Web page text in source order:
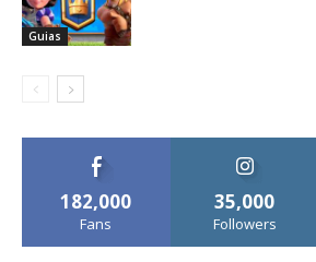
Guias
182,000
Fans
35,000
Followers